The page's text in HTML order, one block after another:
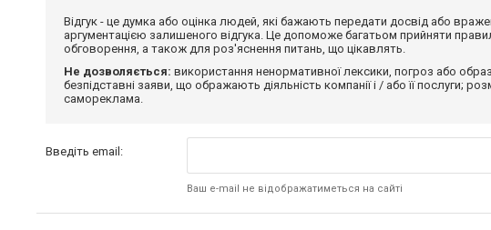
Відгук - це думка або оцінка людей, які бажають передати досвід або
аргументацією залишеного відгука. Це допоможе багатьом прийняти
обговорення, а також для роз'яснення питань, що цікавлять.
Не дозволяється: використання ненормативної лексики, погроз або
безпідставні заяви, що ображають діяльність компанії і / або її послуги;
самореклама.
Введіть email:
Ваш e-mail не відображатиметься на сайті